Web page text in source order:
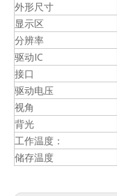
外形尺寸
显示区
分辨率
驱动IC
接口
驱动电压
视角
背光
工作温度：
储存温度